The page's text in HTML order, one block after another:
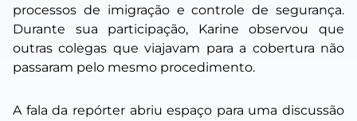
processos de imigração e controle de segurança.
Durante sua participação, Karine observou que
outras colegas que viajavam para a cobertura não
passaram pelo mesmo procedimento.
A fala da repórter abriu espaço para uma discussão